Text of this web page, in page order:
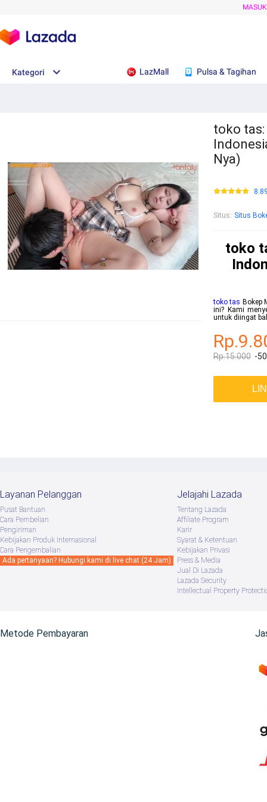
Kategori LazMall Pulsa & Tagihan
toko tas:
Nya)
Situs: Situs
toko
toko tas Bokep
ini? Kami
untuk diingat
Rp.15.000 -
Layanan Pelanggan
Pusat Bantuan
Cara Pembelian
Pengiriman
Kebijakan Produk Internasional
Cara Pengembalian
Ada pertanyaan? Hubungi kami di live chat (24 Jam)
Jelajahi Lazada
Tentang Lazada
Afﬁliate Program
Karir
Syarat & Ketentuan
Kebijakan Privasi
Press & Media
Jual Di Lazada
Lazada Security
Intellectual Property
Metode Pembayaran